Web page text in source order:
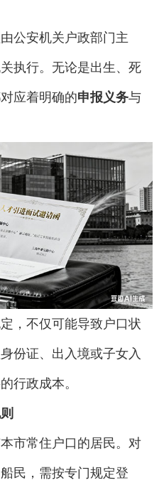
安机关户政部门主
执行。无论是出生、死
应着明确的申报义务与
不仅可能导致户口状
份证、出入境或子女入
行政成本。
常住户口的居民。对
民，需按专门规定登